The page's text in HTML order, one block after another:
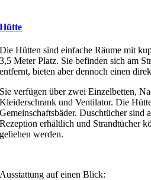
Hütte
Die Hütten sind einfache Räume mit
3,5 Meter Platz. Sie befinden sich am
entfernt, bieten aber dennoch einen
Sie verfügen über zwei Einzelbetten,
Kleiderschrank und Ventilator. Die
Gemeinschaftsbäder. Duschtücher sind
Rezeption erhältlich und Strandtücher
geliehen werden.
Ausstattung auf einen Blick: